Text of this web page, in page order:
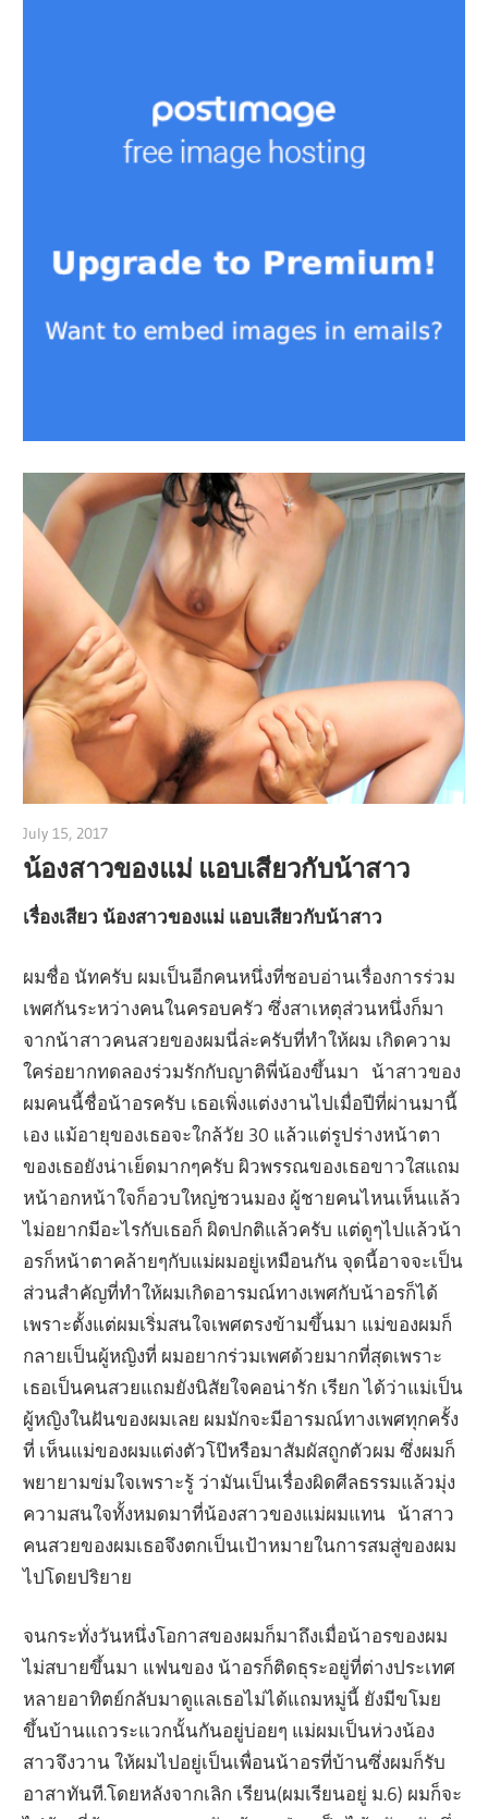
July 15, 2017
น้องสาวของแม่ แอบเสียวกับน้าสาว
เรื่องเสียว น้องสาวของแม่ แอบเสียวกับน้าสาว
ผมชื่อ นัทครับ ผมเป็นอีกคนหนึ่งที่ชอบอ่านเรื่องการร่วม
เพศกันระหว่างคนในครอบครัว ซึ่งสาเหตุส่วนหนึ่งก็มา
จากน้าสาวคนสวยของผมนี่ล่ะครับที่ทำให้ผม เกิดความ
ใคร่อยากทดลองร่วมรักกับญาติพี่น้องขึ้นมา น้าสาวของ
ผมคนนี้ชื่อน้าอรครับ เธอเพิ่งแต่งงานไปเมื่อปีที่ผ่านมานี้
เอง แม้อายุของเธอจะใกล้วัย 30 แล้วแต่รูปร่างหน้าตา
ของเธอยังน่าเย็ดมากๆครับ ผิวพรรณของเธอขาวใสแถม
หน้าอกหน้าใจก็อวบใหญ่ชวนมอง ผู้ชายคนไหนเห็นแล้ว
ไม่อยากมีอะไรกับเธอก็ ผิดปกติแล้วครับ แต่ดูๆไปแล้วน้า
อรก็หน้าตาคล้ายๆกับแม่ผมอยู่เหมือนกัน จุดนี้อาจจะเป็น
ส่วนสำคัญที่ทำให้ผมเกิดอารมณ์ทางเพศกับน้าอรก็ได้
เพราะตั้งแต่ผมเริ่มสนใจเพศตรงข้ามขึ้นมา แม่ของผมก็
กลายเป็นผู้หญิงที่ ผมอยากร่วมเพศด้วยมากที่สุดเพราะ
เธอเป็นคนสวยแถมยังนิสัยใจคอน่ารัก เรียก ได้ว่าแม่เป็น
ผู้หญิงในฝันของผมเลย ผมมักจะมีอารมณ์ทางเพศทุกครั้ง
ที่ เห็นแม่ของผมแต่งตัวโป๊หรือมาสัมผัสถูกตัวผม ซึ่งผมก็
พยายามข่มใจเพราะรู้ ว่ามันเป็นเรื่องผิดศีลธรรมแล้วมุ่ง
ความสนใจทั้งหมดมาที่น้องสาวของแม่ผมแทน น้าสาว
คนสวยของผมเธอจึงตกเป็นเป้าหมายในการสมสู่ของผม
ไปโดยปริยาย
จนกระทั่งวันหนึ่งโอกาสของผมก็มาถึงเมื่อน้าอรของผม
ไม่สบายขึ้นมา แฟนของ น้าอรก็ติดธุระอยู่ที่ต่างประเทศ
หลายอาทิตย์กลับมาดูแลเธอไม่ได้แถมหมู่นี้ ยังมีขโมย
ขึ้นบ้านแถวระแวกนั้นกันอยู่บ่อยๆ แม่ผมเป็นห่วงน้อง
สาวจึงวาน ให้ผมไปอยู่เป็นเพื่อนน้าอรที่บ้านซึ่งผมก็รับ
อาสาทันที.โดยหลังจากเลิก เรียน(ผมเรียนอยู่ ม.6) ผมก็จะ